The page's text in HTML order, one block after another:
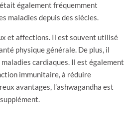
également fréquemment
maladies depuis des siècles.
et affections. Il est souvent utilisé
physique générale. De plus, il
cardiaques. Il est également
immunitaire, à réduire
avantages, l’ashwagandha est